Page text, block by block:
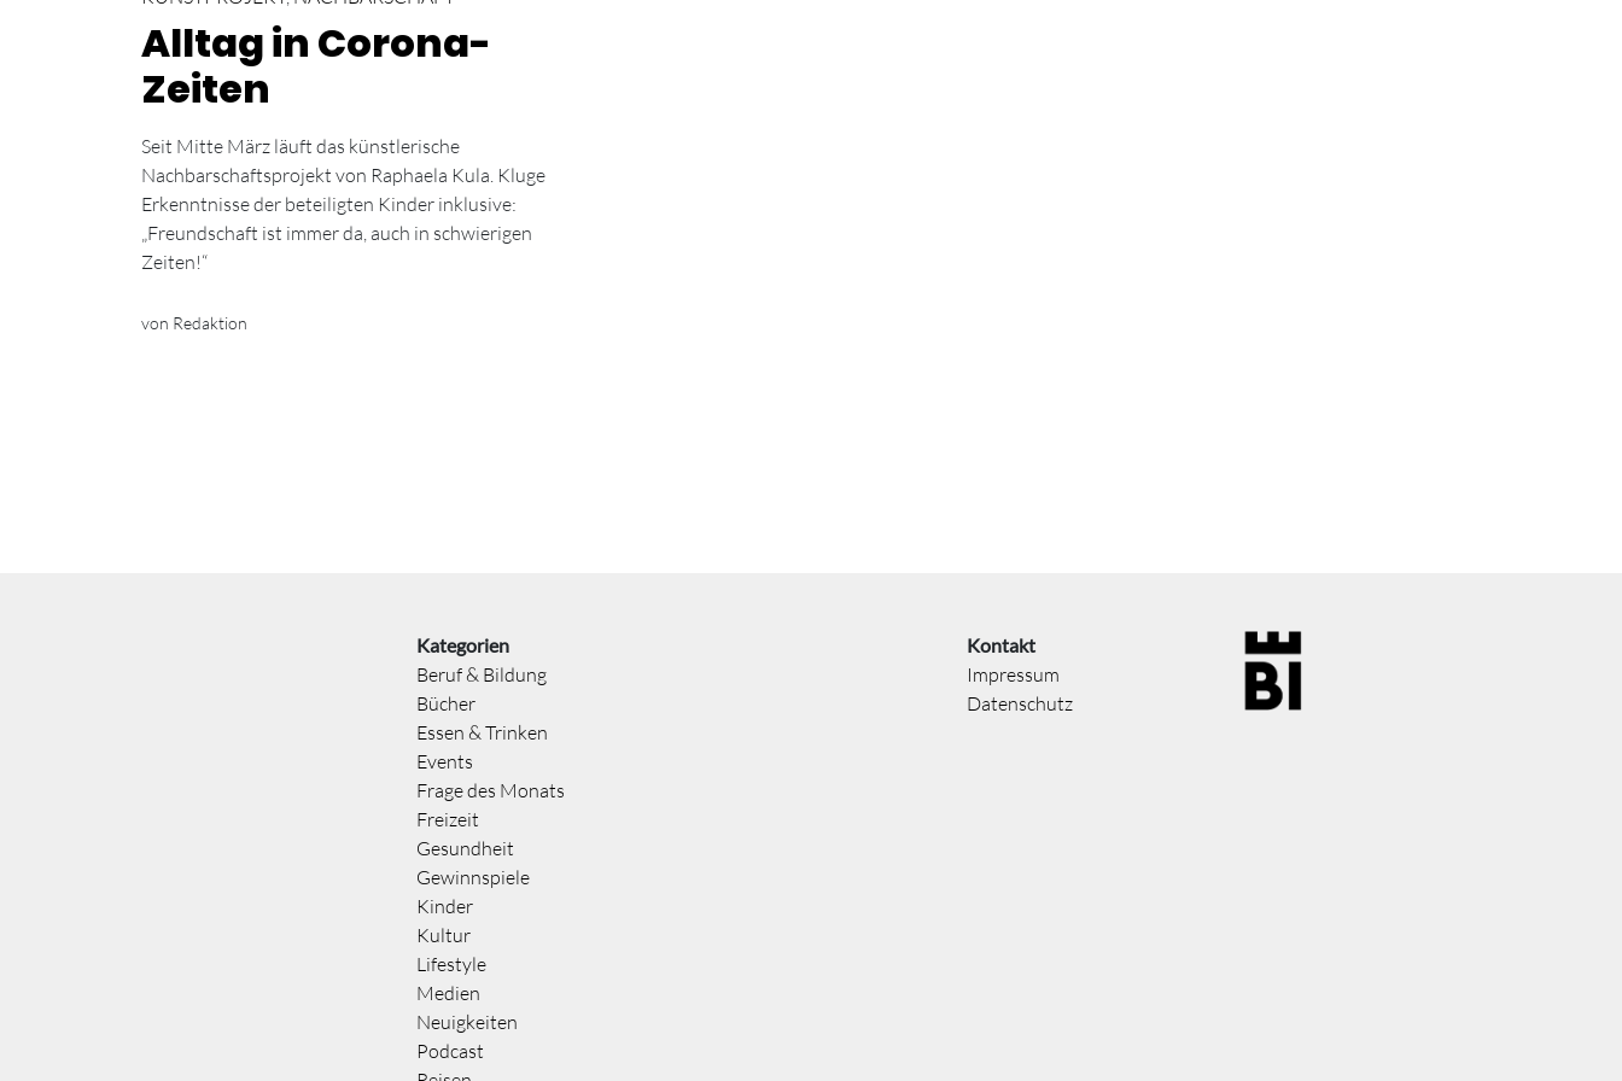
Alltag in Corona-
Zeiten
Seit Mitte März läuft das künstlerische
Nachbarschaftsprojekt von Raphaela Kula. Kluge
Erkenntnisse der beteiligten Kinder inklusive:
„Freundschaft ist immer da, auch in schwierigen
Zeiten!“
von Redaktion
Kategorien
Beruf & Bildung
Bücher
Essen & Trinken
Events
Frage des Monats
Freizeit
Gesundheit
Gewinnspiele
Kinder
Kultur
Lifestyle
Medien
Neuigkeiten
Podcast
Kontakt
Impressum
Datenschutz